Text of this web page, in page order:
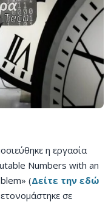
η εργασία
Numbers with an
(Δείτε την εδώ
σε